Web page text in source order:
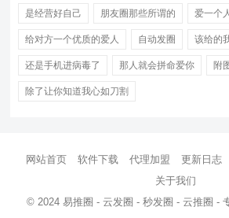
是经营好自己 朋友圈那些所谓的 爱一个
给对方一个优质的爱人 自动发圈 该给的
还是手机进病毒了 那人就会拼命爱你 附
除了让你知道我心如刀割
网站首页 软件下载 代理加盟 更新日志
关于我们
© 2024 易推圈 - 云发圈 - 秒发圈 - 云推圈 -